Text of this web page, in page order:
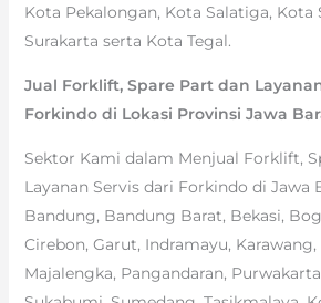
Kota Pekalongan, Kota Salatiga, Kota
Surakarta serta Kota Tegal.
Jual Forklift, Spare Part dan
Forkindo di Lokasi Provinsi Jawa
Sektor Kami dalam Menjual Forklift,
Layanan Servis dari Forkindo di Jawa
Bandung, Bandung Barat, Bekasi,
Cirebon, Garut, Indramayu,
Majalengka, Pangandaran,